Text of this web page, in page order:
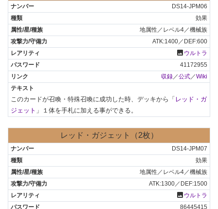
DS14-JPM06
効果
地属性／レベル4／機械族
ATK:1400／DEF:600
photo ウルトラ
41172955
収録 ／公式 ／Wiki
このカードが召喚・特殊召喚に成功した時、デッキから「 レッド・ガ
ジェット 」１体を手札に加える事ができる。
レッド・ガジェット（2枚）
DS14-JPM07
効果
地属性／レベル4／機械族
ATK:1300／DEF:1500
photo ウルトラ
86445415